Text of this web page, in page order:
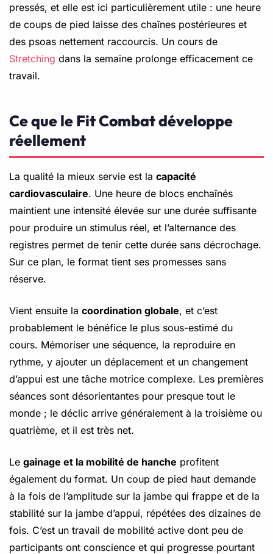
pressés, et elle est ici particulièrement utile : une heure
de coups de pied laisse des chaînes postérieures et
des psoas nettement raccourcis. Un cours de
Stretching dans la semaine prolonge efficacement ce
travail.
Ce que le Fit Combat développe
réellement
La qualité la mieux servie est la capacité
cardiovasculaire. Une heure de blocs enchaînés
maintient une intensité élevée sur une durée suffisante
pour produire un stimulus réel, et l’alternance des
registres permet de tenir cette durée sans décrochage.
Sur ce plan, le format tient ses promesses sans
réserve.
Vient ensuite la coordination globale, et c’est
probablement le bénéfice le plus sous-estimé du
cours. Mémoriser une séquence, la reproduire en
rythme, y ajouter un déplacement et un changement
d’appui est une tâche motrice complexe. Les premières
séances sont désorientantes pour presque tout le
monde ; le déclic arrive généralement à la troisième ou
quatrième, et il est très net.
Le gainage et la mobilité de hanche profitent
également du format. Un coup de pied haut demande
à la fois de l’amplitude sur la jambe qui frappe et de la
stabilité sur la jambe d’appui, répétées des dizaines de
fois. C’est un travail de mobilité active dont peu de
participants ont conscience et qui progresse pourtant